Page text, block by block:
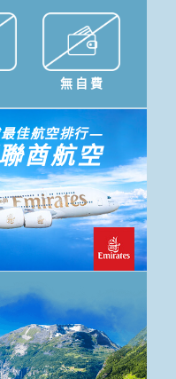
無自費
佳航空排行—
酋航空